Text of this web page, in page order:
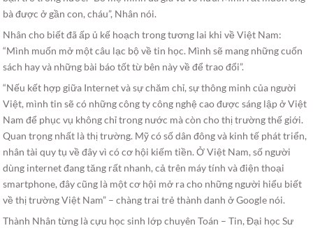
bà được ở gần con, cháu”, Nhân nói.
Nhân cho biết đã ấp ủ kế hoạch trong tương lai khi về Việt Nam:
“Mình muốn mở một câu lạc bộ về tin học. Mình sẽ mang những cuốn
sách hay và những bài báo tốt từ bên này về để trao đổi”.
“Nếu kết hợp giữa Internet và sự chăm chỉ, sự thông minh của người
Việt, mình tin sẽ có những công ty công nghệ cao được sáng lập ở Việt
Nam để phục vụ không chỉ trong nước mà còn cho thị trường thế giới.
Quan trọng nhất là thị trường. Mỹ có số dân đông và kinh tế phát triển,
nhân tài quy tụ về đây vì có cơ hội kiếm tiền. Ở Việt Nam, số người
dùng internet đang tăng rất nhanh, cả trên máy tính và điện thoại
smartphone, đây cũng là một cơ hội mở ra cho những người hiểu biết
về thị trường Việt Nam” – chàng trai trẻ thành danh ở Google nói.
Thành Nhân từng là cựu học sinh lớp chuyên Toán – Tin, Đại học Sư